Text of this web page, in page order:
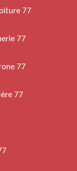
77
77
77
77